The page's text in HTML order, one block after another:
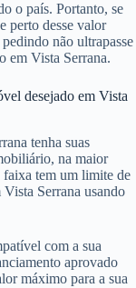
o país. Portanto, se
perto desse valor
não ultrapasse
em Vista Serrana.
desejado em Vista
tenha suas
na maior
faixa tem um limite de
Serrana usando
com a sua
aprovado
máximo para a sua